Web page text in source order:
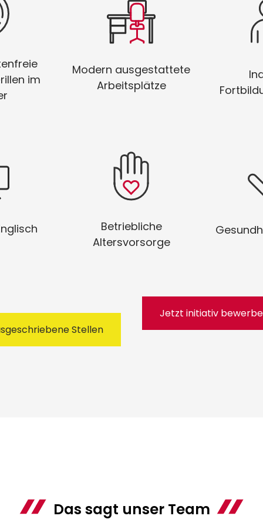
im
uns!
Modern ausgestattete
Arbeitsplätze
Arbeite an modernsten
Arbeitsplätzen, die
offenlassen!
Bau
auf
Betriebliche
Altersvorsorge
Denk schon heute an
morgen – wir
dabei!
Stellen
Jetzt initiativ
Das sagt unser Team